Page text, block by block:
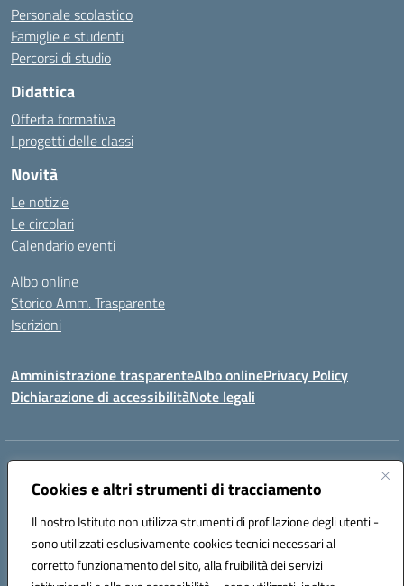
Cookies e altri strumenti di tracciamento
Il nostro Istituto non utilizza strumenti di profilazione degli utenti -
sono utilizzati esclusivamente cookies tecnici necessari al
corretto funzionamento del sito, alla fruibilità dei servizi
Personale scolastico
Famiglie e studenti
Percorsi di studio
Didattica
Offerta formativa
I progetti delle classi
Novità
Le notizie
Le circolari
Calendario eventi
Albo online
Storico Amm. Trasparente
Iscrizioni
Amministrazione trasparenteAlbo onlinePrivacy Policy
Dichiarazione di accessibilitàNote legali
Indirizzo:
Centralino:08561100 Email:peic83100x@istruzione.it
Codice fiscale: 91117450683
Codice meccanografico:
PEIC83100X
Codice unico di fatturazione (CUF): UFTPJP